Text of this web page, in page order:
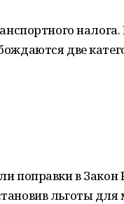
налога.
две
поправки в Закон
льготы